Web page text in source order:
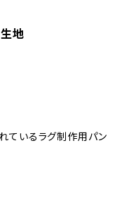
地
ているラグ制作用パン